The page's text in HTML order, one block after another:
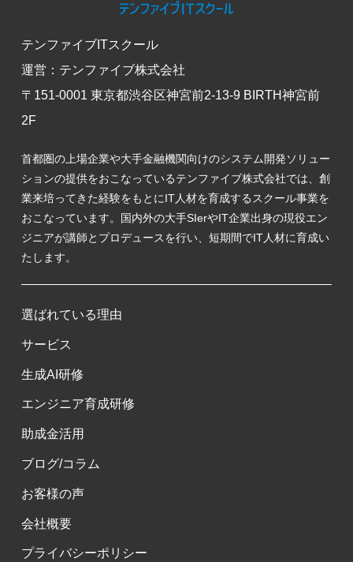
テンファイブITスクール
運営：テンファイブ株式会社
〒151-0001 東京都渋谷区神宮前2-13-9 BIRTH神宮前
2F
首都圏の上場企業や大手金融機関向けのシステム開発ソリュー
ションの提供をおこなっているテンファイブ株式会社では、創
業来培ってきた経験をもとにIT人材を育成するスクール事業を
おこなっています。国内外の大手SIerやIT企業出身の現役エン
ジニアが講師とプロデュースを行い、短期間でIT人材に育成い
たします。
選ばれている理由
サービス
生成AI研修
エンジニア育成研修
助成金活用
ブログ/コラム
お客様の声
会社概要
プライバシーポリシー